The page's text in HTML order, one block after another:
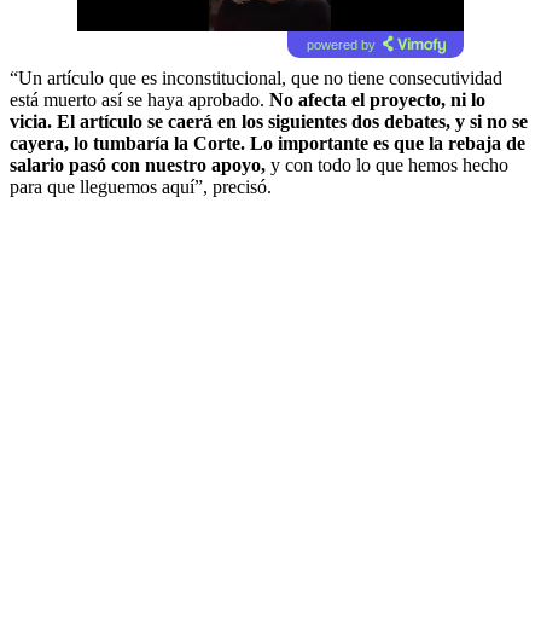
powered by
“Un artículo que es inconstitucional, que no tiene consecutividad
está muerto así se haya aprobado. No afecta el proyecto, ni lo
vicia. El artículo se caerá en los siguientes dos debates, y si no se
cayera, lo tumbaría la Corte. Lo importante es que la rebaja de
salario pasó con nuestro apoyo, y con todo lo que hemos hecho
para que lleguemos aquí”, precisó.